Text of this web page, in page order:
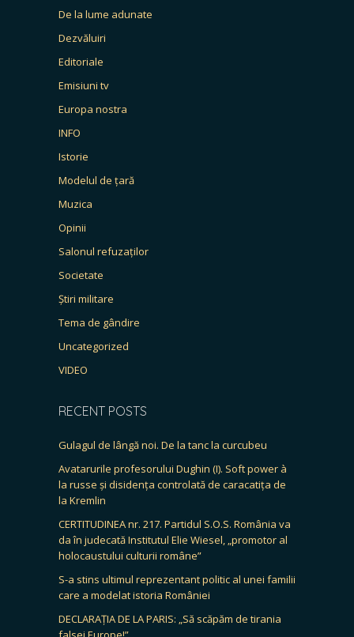
De la lume adunate
Dezvăluiri
Editoriale
Emisiuni tv
Europa nostra
INFO
Istorie
Modelul de țară
Muzica
Opinii
Salonul refuzaților
Societate
Știri militare
Tema de gândire
Uncategorized
VIDEO
RECENT POSTS
Gulagul de lângă noi. De la tanc la curcubeu
Avatarurile profesorului Dughin (I). Soft power à
la russe și disidența controlată de caracatița de
la Kremlin
CERTITUDINEA nr. 217. Partidul S.O.S. România va
da în judecată Institutul Elie Wiesel, „promotor al
holocaustului culturii române”
S-a stins ultimul reprezentant politic al unei familii
care a modelat istoria României
DECLARAȚIA DE LA PARIS: „Să scăpăm de tirania